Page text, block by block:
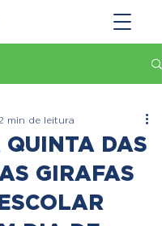
DAS
GIRAFAS
min de leitura